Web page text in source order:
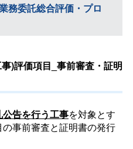
務委託総合評価・プロ
)評価項目_事前審査・証明
告を行う工事を対象とす
事前審査と証明書の発行